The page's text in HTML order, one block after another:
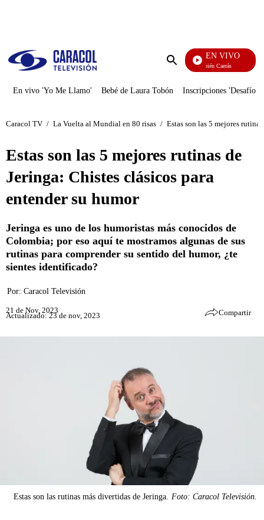
Enviar
EN VIVO
También Caerás
En vivo 'Yo Me Llamo' Bebé de Laura Tobón Inscripciones 'Desafío'
Caracol TV / La Vuelta al Mundial en 80 risas / Estas son las 5 mejores
Estas son las 5 mejores rutinas de
Jeringa: Chistes clásicos para
entender su humor
Jeringa es uno de los humoristas más conocidos de
Colombia; por eso aquí te mostramos algunas de sus
rutinas para comprender su sentido del humor, ¿te
sientes identificado?
Por: Caracol Televisión
21 de Nov, 2023
Actualizado: 23 de nov, 2023 Compartir
Estas son las rutinas más divertidas de Jeringa. Foto: Caracol Televisión.